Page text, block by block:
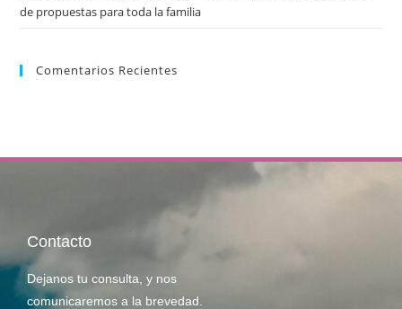
de propuestas para toda la familia
Comentarios Recientes
Contacto
Dejanos tu consulta, y nos
comunicaremos a la brevedad.